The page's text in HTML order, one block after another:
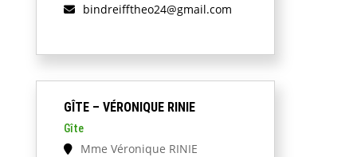
bindreifftheo24@gmail.com
GÎTE – VÉRONIQUE RINIE
Gîte
Mme Véronique RINIE